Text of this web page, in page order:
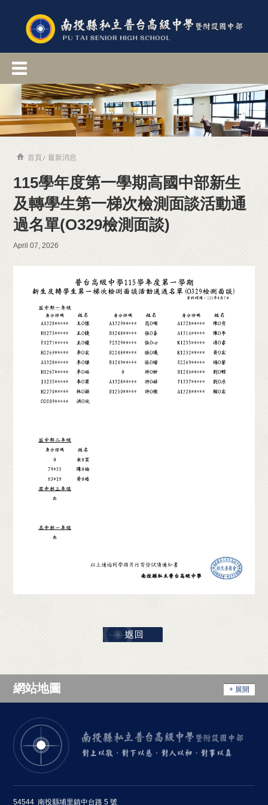
首頁 最新消息
115學年度第一學期高國中部新生
及轉學生第一梯次檢測面談活動通
過名單(O329檢測面談)
April 07, 2026
網站地圖 + 展開
54544 南投縣埔里鎮中台路 5 號